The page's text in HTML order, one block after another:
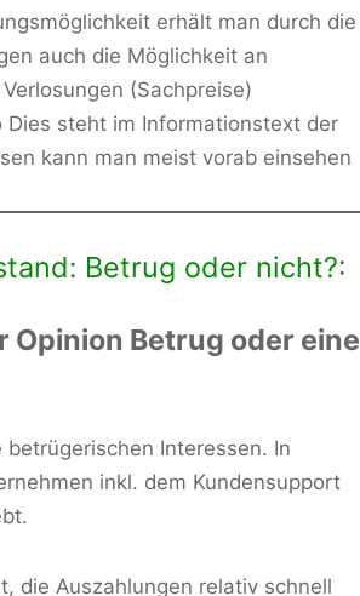
erhält man durch die
auch die Möglichkeit an
(Sachpreise)
steht im Informationstext der
kann man meist vorab einsehen
Betrug oder nicht?:
Betrug oder eine
Interessen. In
inkl. dem Kundensupport
die Auszahlungen relativ schnell